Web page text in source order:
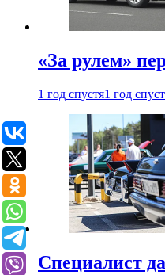
«За рулем»
1 год спустя1 год
Специалист